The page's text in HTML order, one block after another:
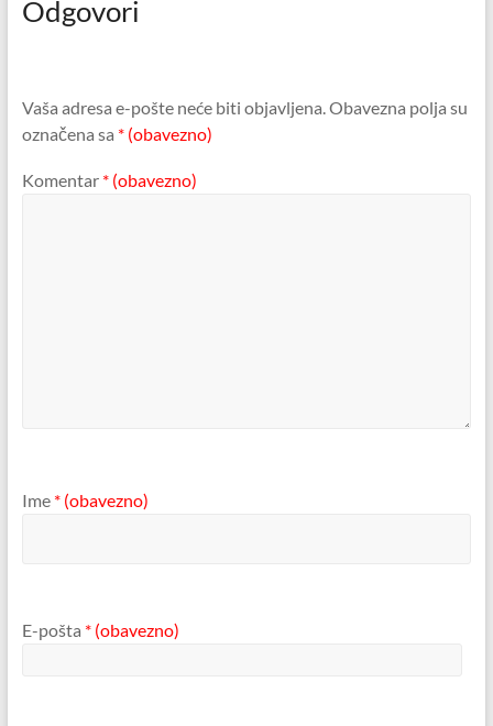
Odgovori
Vaša adresa e-pošte neće biti objavljena.Obavezna polja su
označena sa * (obavezno)
Komentar * (obavezno)
Ime * (obavezno)
E-pošta * (obavezno)